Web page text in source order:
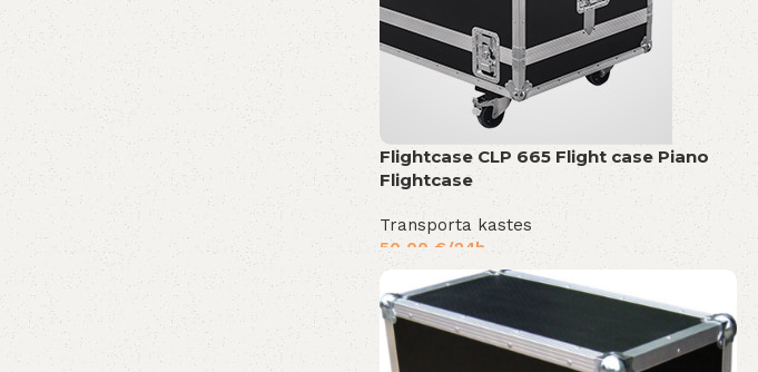
Flightcase CLP 665 Flight case Piano
Flightcase
Transporta kastes
50,00 € /24h